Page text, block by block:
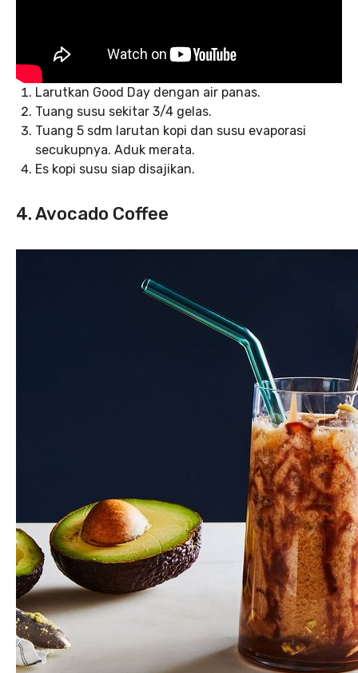
Larutkan Good Day dengan air panas.
Tuang susu sekitar 3/4 gelas.
Tuang 5 sdm larutan kopi dan susu evaporasi
secukupnya. Aduk merata.
Es kopi susu siap disajikan.
4. Avocado Coffee